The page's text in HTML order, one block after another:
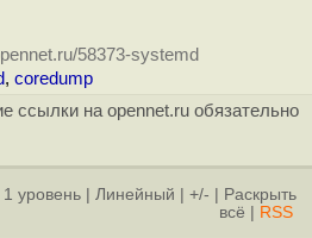
58373-systemd
, coredump
ссылки на opennet.ru обязательно
1 уровень Линейный +/-
Раскрыть
всё
RSS